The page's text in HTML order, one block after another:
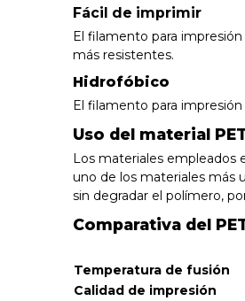
Fácil de imprimir
El filamento para
más resistentes.
Hidrofóbico
El filamento para
Uso del material
Los materiales empleados
uno de los materiales más
sin degradar el polímero,
Comparativa del
Temperatura de fusión
Calidad de impresión